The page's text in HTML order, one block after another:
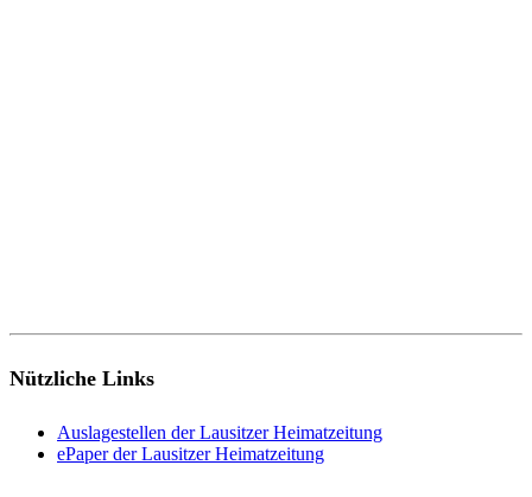
Nützliche Links
Auslagestellen der Lausitzer Heimatzeitung
ePaper der Lausitzer Heimatzeitung